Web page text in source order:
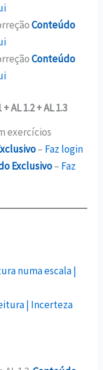
Conteúdo
Conteúdo
AL 1.2 + AL 1.3
exercícios
– Faz login
Exclusivo– Faz
numa escala |
| Incerteza